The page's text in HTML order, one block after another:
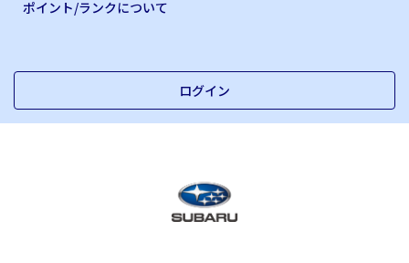
ポイント/ランクについて
ログイン